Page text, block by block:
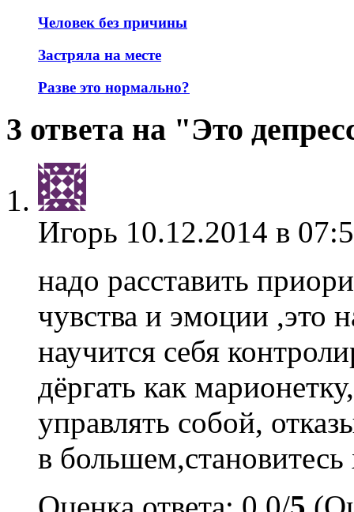
Человек без причины
Застряла на месте
Разве это нормально?
3 ответа на "Это
Игорь 10.12.2014 в
надо расставить
чувства и эмоции ,это
научится себя
дёргать как
управлять собой,
в